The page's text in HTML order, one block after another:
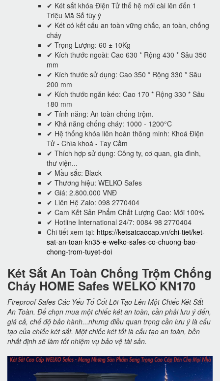
✔ Két sắt khóa Điện Tử thế hệ mới cài lên đến 1
Triệu Mã Số tùy ý
✔ Két có kết cấu an toàn vững chắc, an toàn, chống
cháy
✔ Trọng Lượng: 60 ± 10Kg
✔ Kích thước ngoài: Cao 630 * Rộng 430 * Sâu 350
mm
✔ Kích thước sử dụng: Cao 350 * Rộng 330 * Sâu
200 mm
✔ Kích thước ngăn kéo: Cao 170 * Rộng 330 * Sâu
180 mm
✔ Tính năng: An toàn chống trộm.
✔ Khả năng chống cháy: 1000 - 1200°C
✔ Hệ thống khóa liên hoàn thông minh: Khoá Điện
Tử - Chìa khoá - Tay Cầm
✔ Thích hợp sử dụng: Công ty, cơ quan, gia đình,
thư viện...
✔ Mầu sắc: Black
✔ Thương hiệu: WELKO Safes
✔ Giá: 2.800.000 VNĐ
✔ Liên Hệ Zalo: 098 2770404
✔ Cam Kết Sản Phẩm Chất Lượng Cao: Mới 100%
✔ Hotline International 24/7: 0084 98 2770404
Chi tiết xem tại: https://ketsatcaocap.vn/chi-tiet/ket-
sat-an-toan-kn35-e-welko-safes-co-chuong-bao-
chong-trom-tuyet-doi
Két Sắt An Toàn Chống Trộm Chống
Cháy HOME Safes WELKO KN170
Fireproof Safes Các Yếu Tố Cốt Lõi Tạo Lên Một Chiếc Két Sắt
An Toàn. Để chọn mua một chiếc két an toàn, cần phải lưu ý đến,
giá cả, chế độ bảo hành...nhưng điều quan trọng cần lưu ý là cấu
tạo của chiếc két sắt. Một chiếc két tốt là cấu tạo an toàn, bền
nhất định sẽ làm tốt nhiệm vụ bảo vệ tài sản.